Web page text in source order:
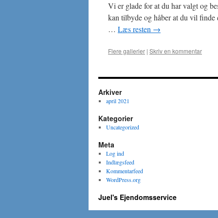
Vi er glade for at du har valgt og
kan tilbyde og håber at du vil finde
… Læs resten →
Flere gallerier | Skriv en kommentar
Arkiver
april 2021
Kategorier
Uncategorized
Meta
Log ind
Indlægsfeed
Kommentarfeed
WordPress.org
Juel's Ejendomsservice